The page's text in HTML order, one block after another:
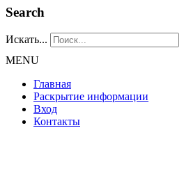
Search
Искать...
MENU
Главная
Раскрытие информации
Вход
Контакты